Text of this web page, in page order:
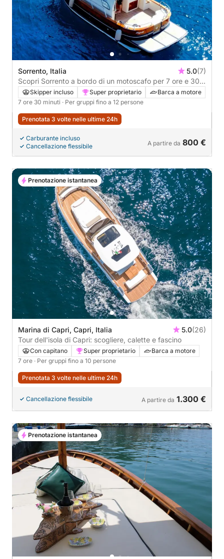
Sorrento, Italia 5.0(7)
Scopri Sorrento a bordo di un motoscafo per 7 ore e 30
minuti.Skipper incluso Super proprietario
Barca a motore
7 ore 30 minuti · Per gruppi fino a 12 persone
Prenotata 3 volte nelle ultime 24h
Carburante incluso
Cancellazione flessibile
A partire da 800 €
Marina di Capri, Capri, Italia 5.0(26)
Tour dell'isola di Capri: scogliere, calette e fascino
Con capitano Super proprietario
Barca a motore
7 ore · Per gruppi fino a 10 persone
Prenotata 3 volte nelle ultime 24h
Cancellazione flessibile A partire da 1.300 €
Prenotazione istantanea
Prenotazione istantanea